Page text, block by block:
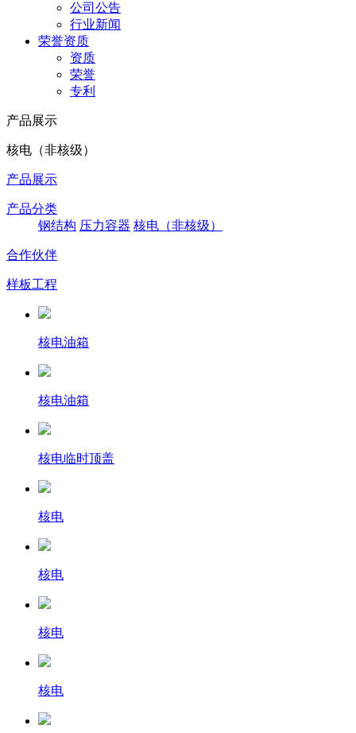
公司公告
行业新闻
荣誉资质
资质
荣誉
专利
产品展示
核电（非核级）
产品展示
产品分类
钢结构 压力容器 核电（非核级）
合作伙伴
样板工程
核电油箱
核电油箱
核电临时顶盖
核电
核电
核电
核电